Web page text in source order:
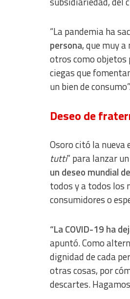
“La pandemia ha
persona, que muy
otros como objetos
ciegas que
un bien de
Deseo de
Osoro citó la nueva
tutti” para lanzar
un deseo mundial
todos y a todos los
consumidores o
“La COVID-19 ha
apuntó. Como
dignidad de cada
otras cosas, por
descartes.
Use limited data to select content
Use precise geolocation data
Identify devices based on
Non-IAB processing purposes:
Advertising